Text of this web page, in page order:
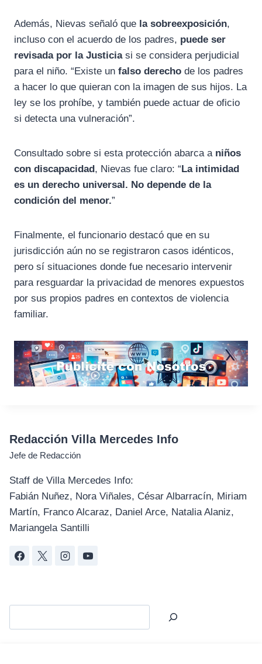
Además, Nievas señaló que la sobreexposición,
incluso con el acuerdo de los padres, puede ser
revisada por la Justiciasi se considera perjudicial
para el niño. “Existe un falso derecho de los padres
a hacer lo que quieran con la imagen de sus hijos. La
ley se los prohíbe, y también puede actuar de oficio
si detecta una vulneración”.
Consultado sobre si esta protección abarca a niños
con discapacidad, Nievas fue claro: “La intimidad
es un derecho universal. No depende de la
condición del menor.”
Finalmente, el funcionario destacó que en su
jurisdicción aún no se registraron casos idénticos,
pero sí situaciones donde fue necesario intervenir
para resguardar la privacidad de menores expuestos
por sus propios padres en contextos de violencia
familiar.
Redacción Villa Mercedes Info
Jefe de Redacción
Staff de Villa Mercedes Info:
Fabián Nuñez, Nora Viñales, César Albarracín, Miriam
Martín, Franco Alcaraz, Daniel Arce, Natalia Alaniz,
Mariangela Santilli